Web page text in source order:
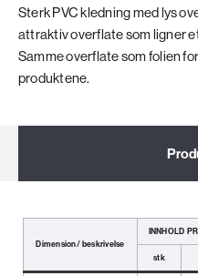
Sterk PVC kledning med lys
attraktiv overflate som ligner
Samme overflate som folien
produktene.
Dimension/ beskrivelse
INNHOLD
stk